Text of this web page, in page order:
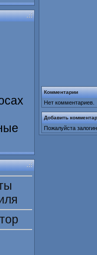
Комментарии
Нет комментариев.
Добавить
Пожалуйста